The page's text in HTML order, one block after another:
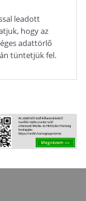
leadott
hogy az
adattörlő
tüntetjük fel.